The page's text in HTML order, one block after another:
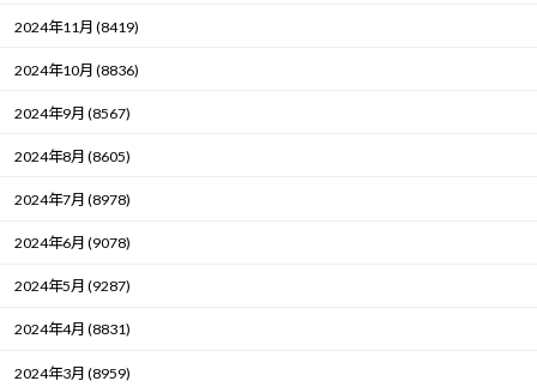
2024年11月 (8419)
2024年10月 (8836)
2024年9月 (8567)
2024年8月 (8605)
2024年7月 (8978)
2024年6月 (9078)
2024年5月 (9287)
2024年4月 (8831)
2024年3月 (8959)